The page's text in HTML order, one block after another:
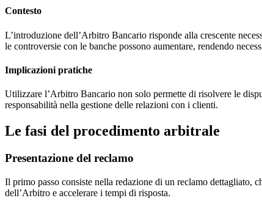
Contesto
L’introduzione dell’Arbitro Bancario risponde alla crescente
le controversie con le banche possono aumentare, rendendo
Implicazioni pratiche
Utilizzare l’Arbitro Bancario non solo permette di risolvere le
responsabilità nella gestione delle relazioni con i clienti.
Le fasi del procedimento arbitrale
Presentazione del reclamo
Il primo passo consiste nella redazione di un reclamo dettagliato,
dell’Arbitro e accelerare i tempi di risposta.